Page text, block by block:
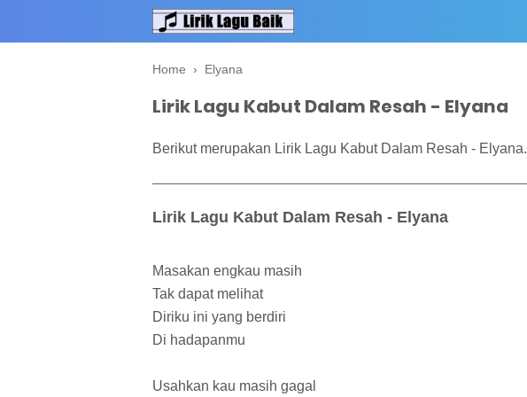
Home › Elyana
Lirik Lagu Kabut Dalam Resah - Elyana
Berikut merupakan Lirik Lagu Kabut Dalam Resah - Elyana.
Lirik Lagu Kabut Dalam Resah - Elyana
Masakan engkau masih
Tak dapat melihat
Diriku ini yang berdiri
Di hadapanmu
Usahkan kau masih gagal